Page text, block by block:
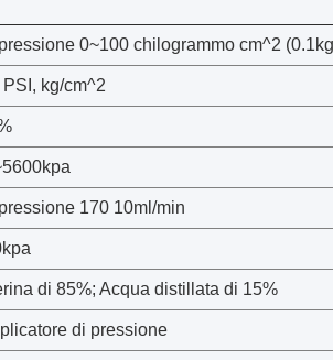
0~100 chilogrammo cm^2
PSI, kg/cm^2
170 10ml/min
di 85%; Acqua distillata di 15%
di pressione